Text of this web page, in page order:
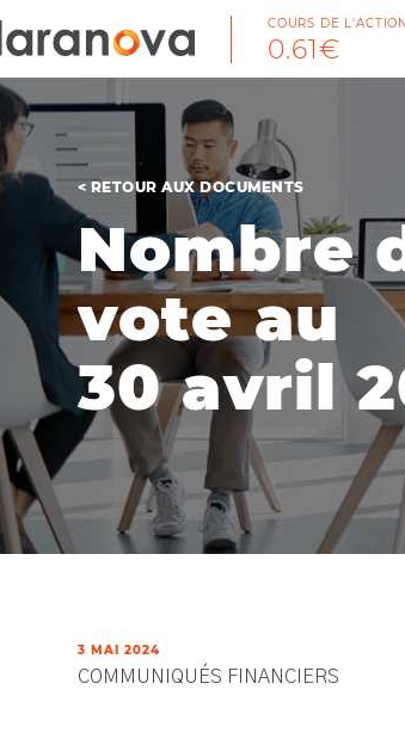
COURS DE L’ACTION
0.61€
< RETOUR AUX DOCUMENTS
Nombre
vote au
30 avril 2
3 MAI 2024
COMMUNIQUÉS FINANCIERS